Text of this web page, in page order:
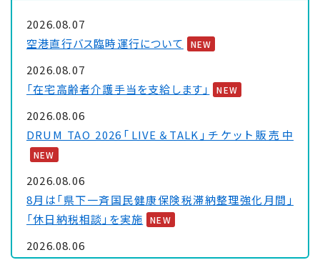
2026.08.07
空港直行バス臨時運行について
NEW
2026.08.07
「在宅高齢者介護手当を支給します」
NEW
2026.08.06
DRUM TAO 2026「LIVE＆TALK」チケット販売中
NEW
2026.08.06
8月は「県下一斉国民健康保険税滞納整理強化月間」
「休日納税相談」を実施
NEW
2026.08.06